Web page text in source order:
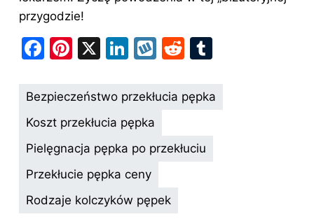
przygodzie!
F
c
e
b
o
o
k
Pi
er
e
st
X
Li
k
e
dI
n
W
k
R
d m
Bezpieczeństwo przekłucia pępka
Koszt przekłucia pępka
Pielęgnacja pępka po przekłuciu
Przekłucie pępka ceny
Rodzaje kolczyków pępek